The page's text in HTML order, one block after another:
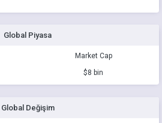
Global Piyasa
Market Cap
$8 bin
Global Değişim